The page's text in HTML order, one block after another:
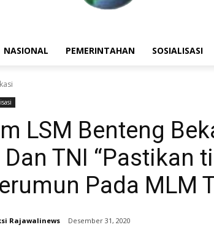
NASIONAL PEMERINTAHAN SOSIALISASI
LSM Benteng
TNI “Pastikan
Pada MLM
Rajawalinews Desember 31, 2020